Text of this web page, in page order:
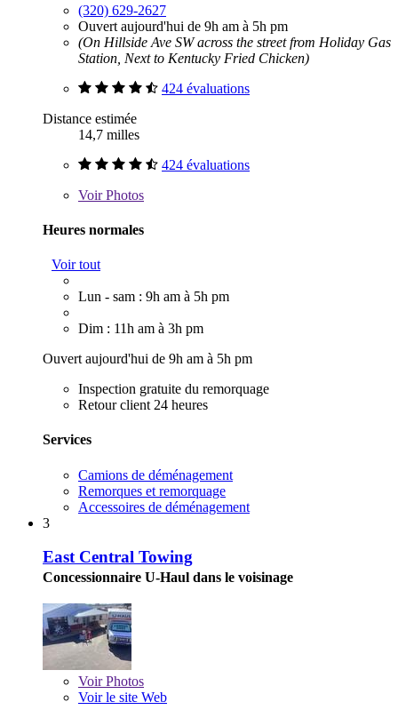
(320) 629-2627
Ouvert aujourd'hui de 9h am à 5h pm
(On Hillside Ave SW across the street from Holiday Gas
Station, Next to Kentucky Fried Chicken)
424 évaluations
Distance estimée
14,7 milles
424 évaluations
VoirPhotos
Heures normales
Voir tout
Lun - sam : 9h am à 5h pm
Dim : 11h am à 3h pm
Ouvert aujourd'hui de 9h am à 5h pm
Inspection gratuite du remorquage
Retour client 24 heures
Services
Camions de déménagement
Remorques et remorquage
Accessoires de déménagement
3
East Central Towing
Concessionnaire U-Haul dans le voisinage
VoirPhotos
Voir le site Web